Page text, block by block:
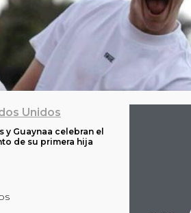
Unidos
y Guaynaa celebran el
de su primera hija